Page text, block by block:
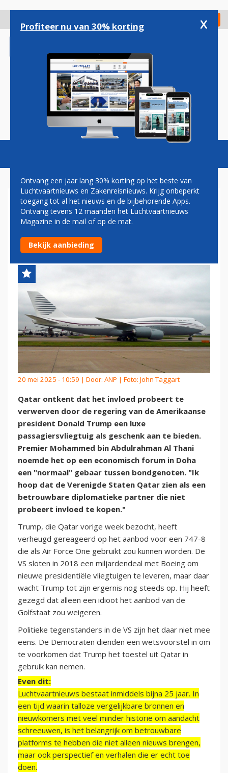
gaan
Check in
Magazine Podcasts Vacatures
QATAR: NIETS VREEMDS AAN
SCHENKEN VLIEGTUIG AAN
REGERING-TRUMP
20 mei 2025 - 10:59 | Door: ANP | Foto: John Taggart
Qatar ontkent dat het invloed probeert te
verwerven door de regering van de Amerikaanse
president Donald Trump een luxe
passagiersvliegtuig als geschenk aan te bieden.
Premier Mohammed bin Abdulrahman Al Thani
noemde het op een economisch forum in Doha
een "normaal" gebaar tussen bondgenoten. "Ik
hoop dat de Verenigde Staten Qatar zien als een
betrouwbare diplomatieke partner die niet
probeert invloed te kopen."
Trump, die Qatar vorige week bezocht, heeft
verheugd gereageerd op het aanbod voor een 747-8
die als Air Force One gebruikt zou kunnen worden. De
VS sloten in 2018 een miljardendeal met Boeing om
nieuwe presidentiële vliegtuigen te leveren, maar daar
wacht Trump tot zijn ergernis nog steeds op. Hij heeft
gezegd dat alleen een idioot het aanbod van de
Golfstaat zou weigeren.
Politieke tegenstanders in de VS zijn het daar niet mee
eens. De Democraten dienden een wetsvoorstel in om
te voorkomen dat Trump het toestel uit Qatar in
gebruik kan nemen.
Even dit:
Luchtvaartnieuws bestaat inmiddels bijna 25 jaar. In
een tijd waarin talloze vergelijkbare bronnen en
nieuwkomers met veel minder historie om aandacht
schreeuwen, is het belangrijk om betrouwbare
platforms te hebben die niet alleen nieuws brengen,
maar ook perspectief en verhalen die er echt toe
doen.
Profiteer nu van 30% korting x
Ontvang een jaar lang 30% korting op het beste van
Luchtvaartnieuws en Zakenreisnieuws. Krijg onbeperkt
toegang tot al het nieuws en de bijbehorende Apps.
Ontvang tevens 12 maanden het Luchtvaartnieuws
Magazine in de mail of op de mat.
Bekijk aanbieding